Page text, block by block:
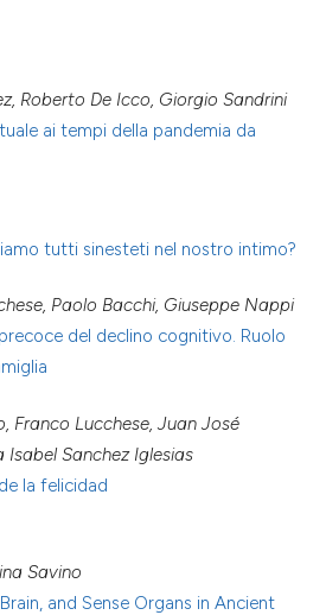
Roberto De Icco, Giorgio Sandrini
ai tempi della pandemia da
tutti sinesteti nel nostro intimo?
Paolo Bacchi, Giuseppe Nappi
del declino cognitivo. Ruolo
Franco Lucchese, Juan José
Sanchez Iglesias
la felicidad
Savino
and Sense Organs in Ancient